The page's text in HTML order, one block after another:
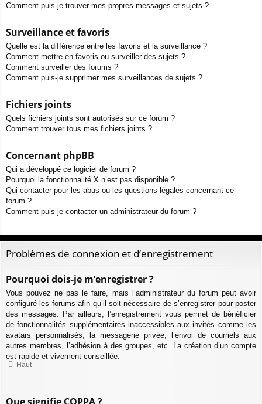
Comment puis-je trouver mes propres messages et sujets ?
Surveillance et favoris
Quelle est la différence entre les favoris et la surveillance ?
Comment mettre en favoris ou surveiller des sujets ?
Comment surveiller des forums ?
Comment puis-je supprimer mes surveillances de sujets ?
Fichiers joints
Quels fichiers joints sont autorisés sur ce forum ?
Comment trouver tous mes fichiers joints ?
Concernant phpBB
Qui a développé ce logiciel de forum ?
Pourquoi la fonctionnalité X n’est pas disponible ?
Qui contacter pour les abus ou les questions légales concernant ce
forum ?
Comment puis-je contacter un administrateur du forum ?
Problèmes de connexion et d’enregistrement
Pourquoi dois-je m’enregistrer ?
Vous pouvez ne pas le faire, mais l’administrateur du forum peut avoir
configuré les forums afin qu’il soit nécessaire de s’enregistrer pour poster
des messages. Par ailleurs, l’enregistrement vous permet de bénéficier
de fonctionnalités supplémentaires inaccessibles aux invités comme les
avatars personnalisés, la messagerie privée, l’envoi de courriels aux
autres membres, l’adhésion à des groupes, etc. La création d’un compte
est rapide et vivement conseillée.
Haut